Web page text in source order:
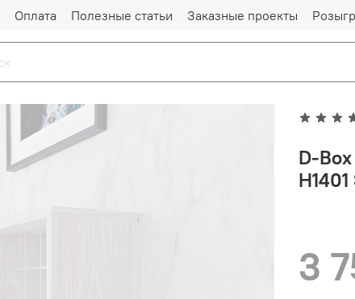
Оплата Полезные статьи Заказные проекты
D-
3